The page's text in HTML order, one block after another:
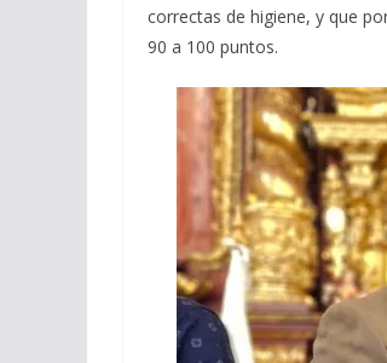
correctas de higiene, y que
90 a 100 puntos.